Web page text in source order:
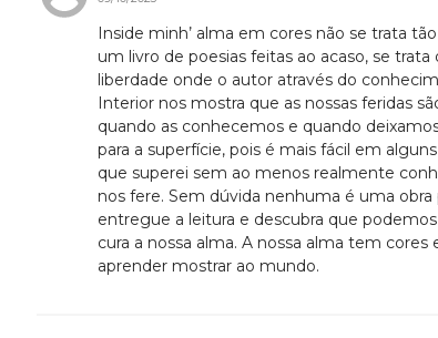
Inside minh’ alma em cores não se trata
um livro de poesias feitas ao acaso, se
liberdade onde o autor através do
Interior nos mostra que as nossas feridas
quando as conhecemos e quando
para a superfície, pois é mais fácil em
que superei sem ao menos realmente
nos fere. Sem dúvida nenhuma é uma obra
entregue a leitura e descubra que
cura a nossa alma. A nossa alma tem cores
aprender mostrar ao mundo.